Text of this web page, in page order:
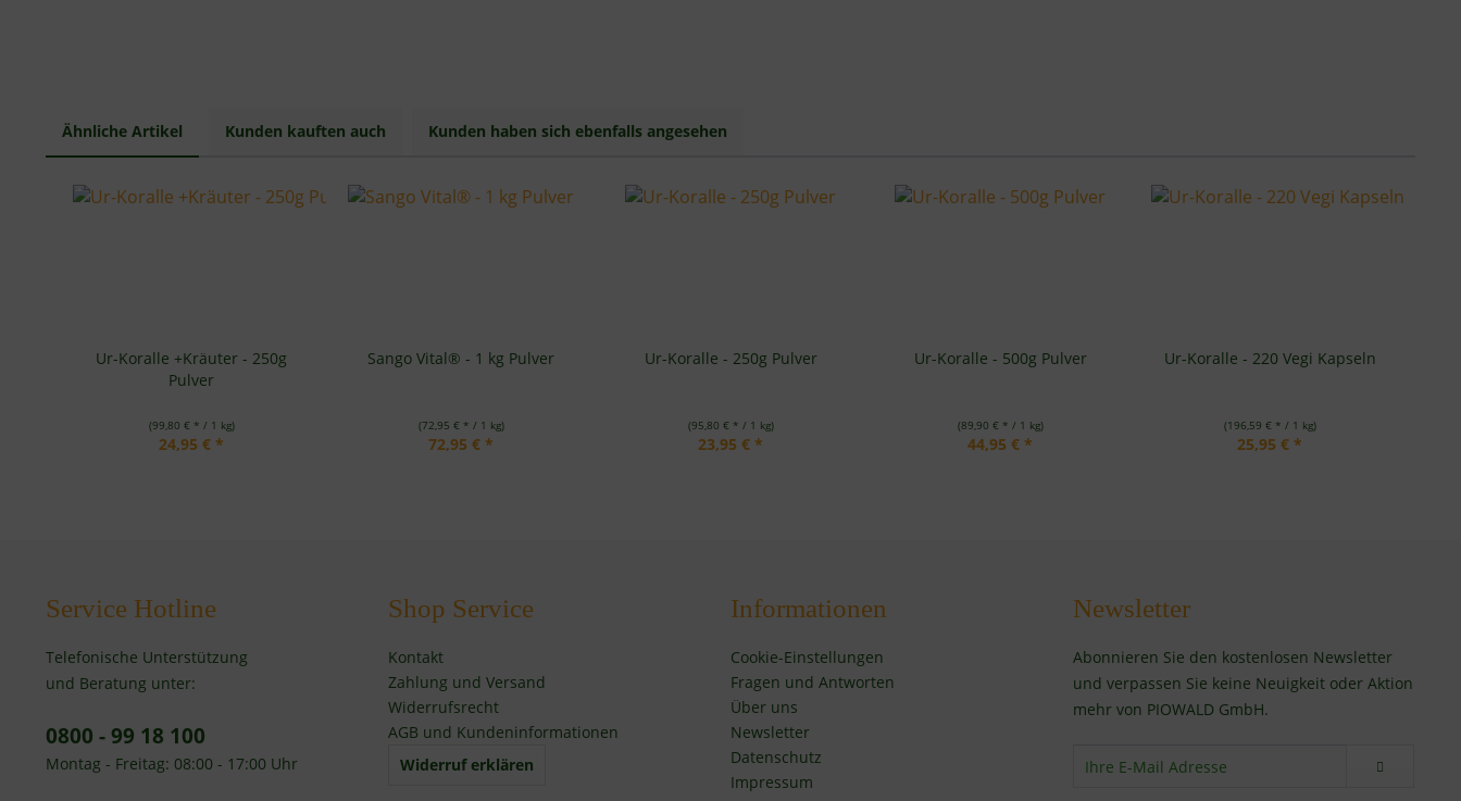
Ähnliche Artikel Kunden kauften auch Kunden haben sich ebenfalls angesehen
Ur-Koralle +Kräuter - 250g
Pulver
(99,80 € * / 1 kg)
24,95 € *
Sango Vital® - 1 kg Pulver
(72,95 € * / 1 kg)
72,95 € *
Ur-Koralle - 250g Pulver
(95,80 € * / 1 kg)
23,95 € *
Ur-Koralle - 500g Pulver
(89,90 € * / 1 kg)
44,95 € *
Ur-Koralle - 220 Vegi Kapseln
(196,59 € * / 1 kg)
25,95 € *
Service Hotline
Telefonische Unterstützung
und Beratung unter:
0800 - 99 18 100
Montag - Freitag: 08:00 - 17:00 Uhr
Shop Service
Kontakt
Zahlung und Versand
Widerrufsrecht
AGB und Kundeninformationen
Widerruf erklären
Informationen
Cookie-Einstellungen
Fragen und Antworten
Über uns
Newsletter
Datenschutz
Impressum
Newsletter
Abonnieren Sie den kostenlosen Newsletter
und verpassen Sie keine Neuigkeit oder Aktion
mehr von PIOWALD GmbH.